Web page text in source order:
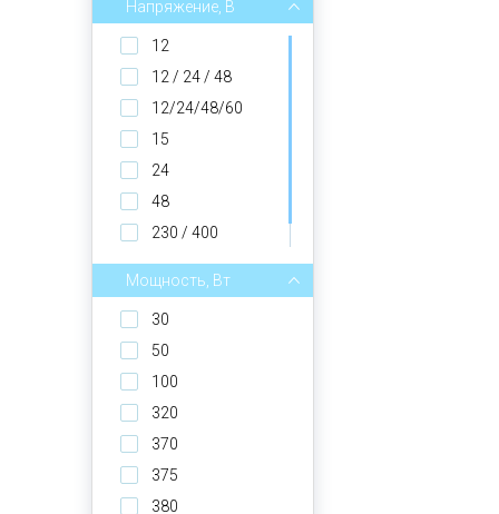
Напряжение, В
12
12 / 24 / 48
12/24/48/60
15
24
48
230 / 400
1000 / 1500
Мощность, Вт
30
50
100
320
370
375
380